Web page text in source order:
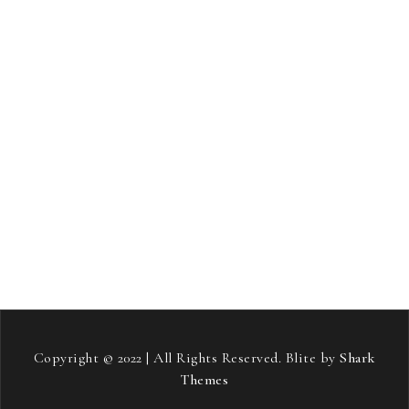
Copyright © 2022 | All Rights Reserved. Blite byShark
Themes